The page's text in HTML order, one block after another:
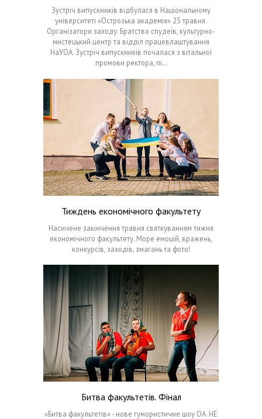
Зустріч випускників відбулася в Національному
університеті «Острозька академія» 23 травня.
Організатори заходу: Братство спудеїв, культурно-
мистецький центр та відділ працевлаштування
НаУОА. Зустріч випускників почалася з вітальної
промови ректора, пі…
Тиждень економічного факультету
Насичене закінчення травня святкуванням тижня
економічного факультету. Море емоцій, вражень,
конкурсів, заходів, змагань та фото!
Битва факультетів. Фінал
«Битва факультетів» - нове гумористичне шоу ОА. НЕ